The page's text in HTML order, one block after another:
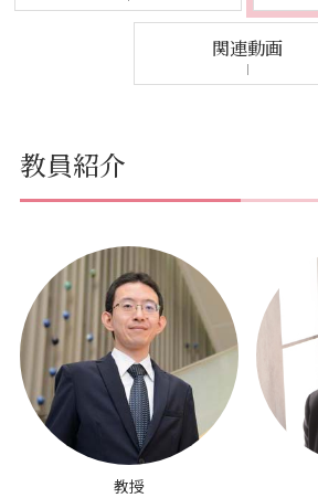
関連動画
教員紹介
教授